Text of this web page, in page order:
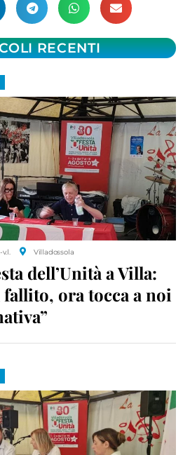
RECENTI
Villadossola
dell’Unità a Villa:
ora tocca a noi